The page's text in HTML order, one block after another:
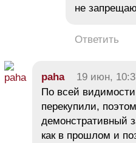
не
Ответить
paha 19 июн,
По всей
перекупили,
демонстративный
как в прошлом и